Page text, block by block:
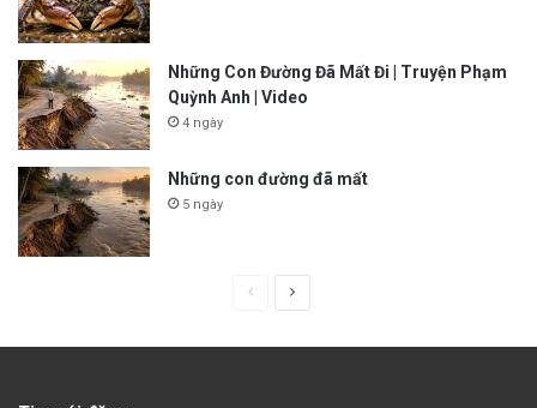
Những Con Đường Đã Mất Đi | Truyện Phạm
Quỳnh Anh | Video
4 ngày
Những con đường đã mất
5 ngày